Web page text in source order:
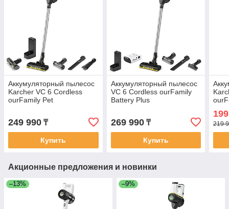
Аккумуляторный пылесос
Karcher VC 6 Cordless
ourFamily Pet
249 990 ₸
Купить
Аккумуляторный пылесос
VC 6 Cordless ourFamily
Battery Plus
269 990₸
Купить
219
Акционные предложения и новинки
–13% –9%